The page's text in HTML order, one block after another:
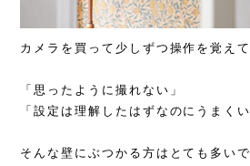
カメラを買って少しずつ操作を覚えて
「思ったように撮れない」
「設定は理解したはずなのにうまくい
そんな壁にぶつかる方はとても多いで